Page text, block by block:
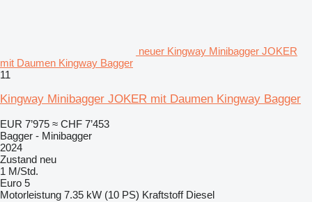
neuer Kingway Minibagger JOKER
mit Daumen Kingway Bagger
11
Kingway Minibagger JOKER mit Daumen Kingway Bagger
EUR 7’975 ≈ CHF 7’453
Bagger - Minibagger
2024
Zustand neu
1 M/Std.
Euro 5
Motorleistung 7.35 kW (10 PS) Kraftstoff Diesel